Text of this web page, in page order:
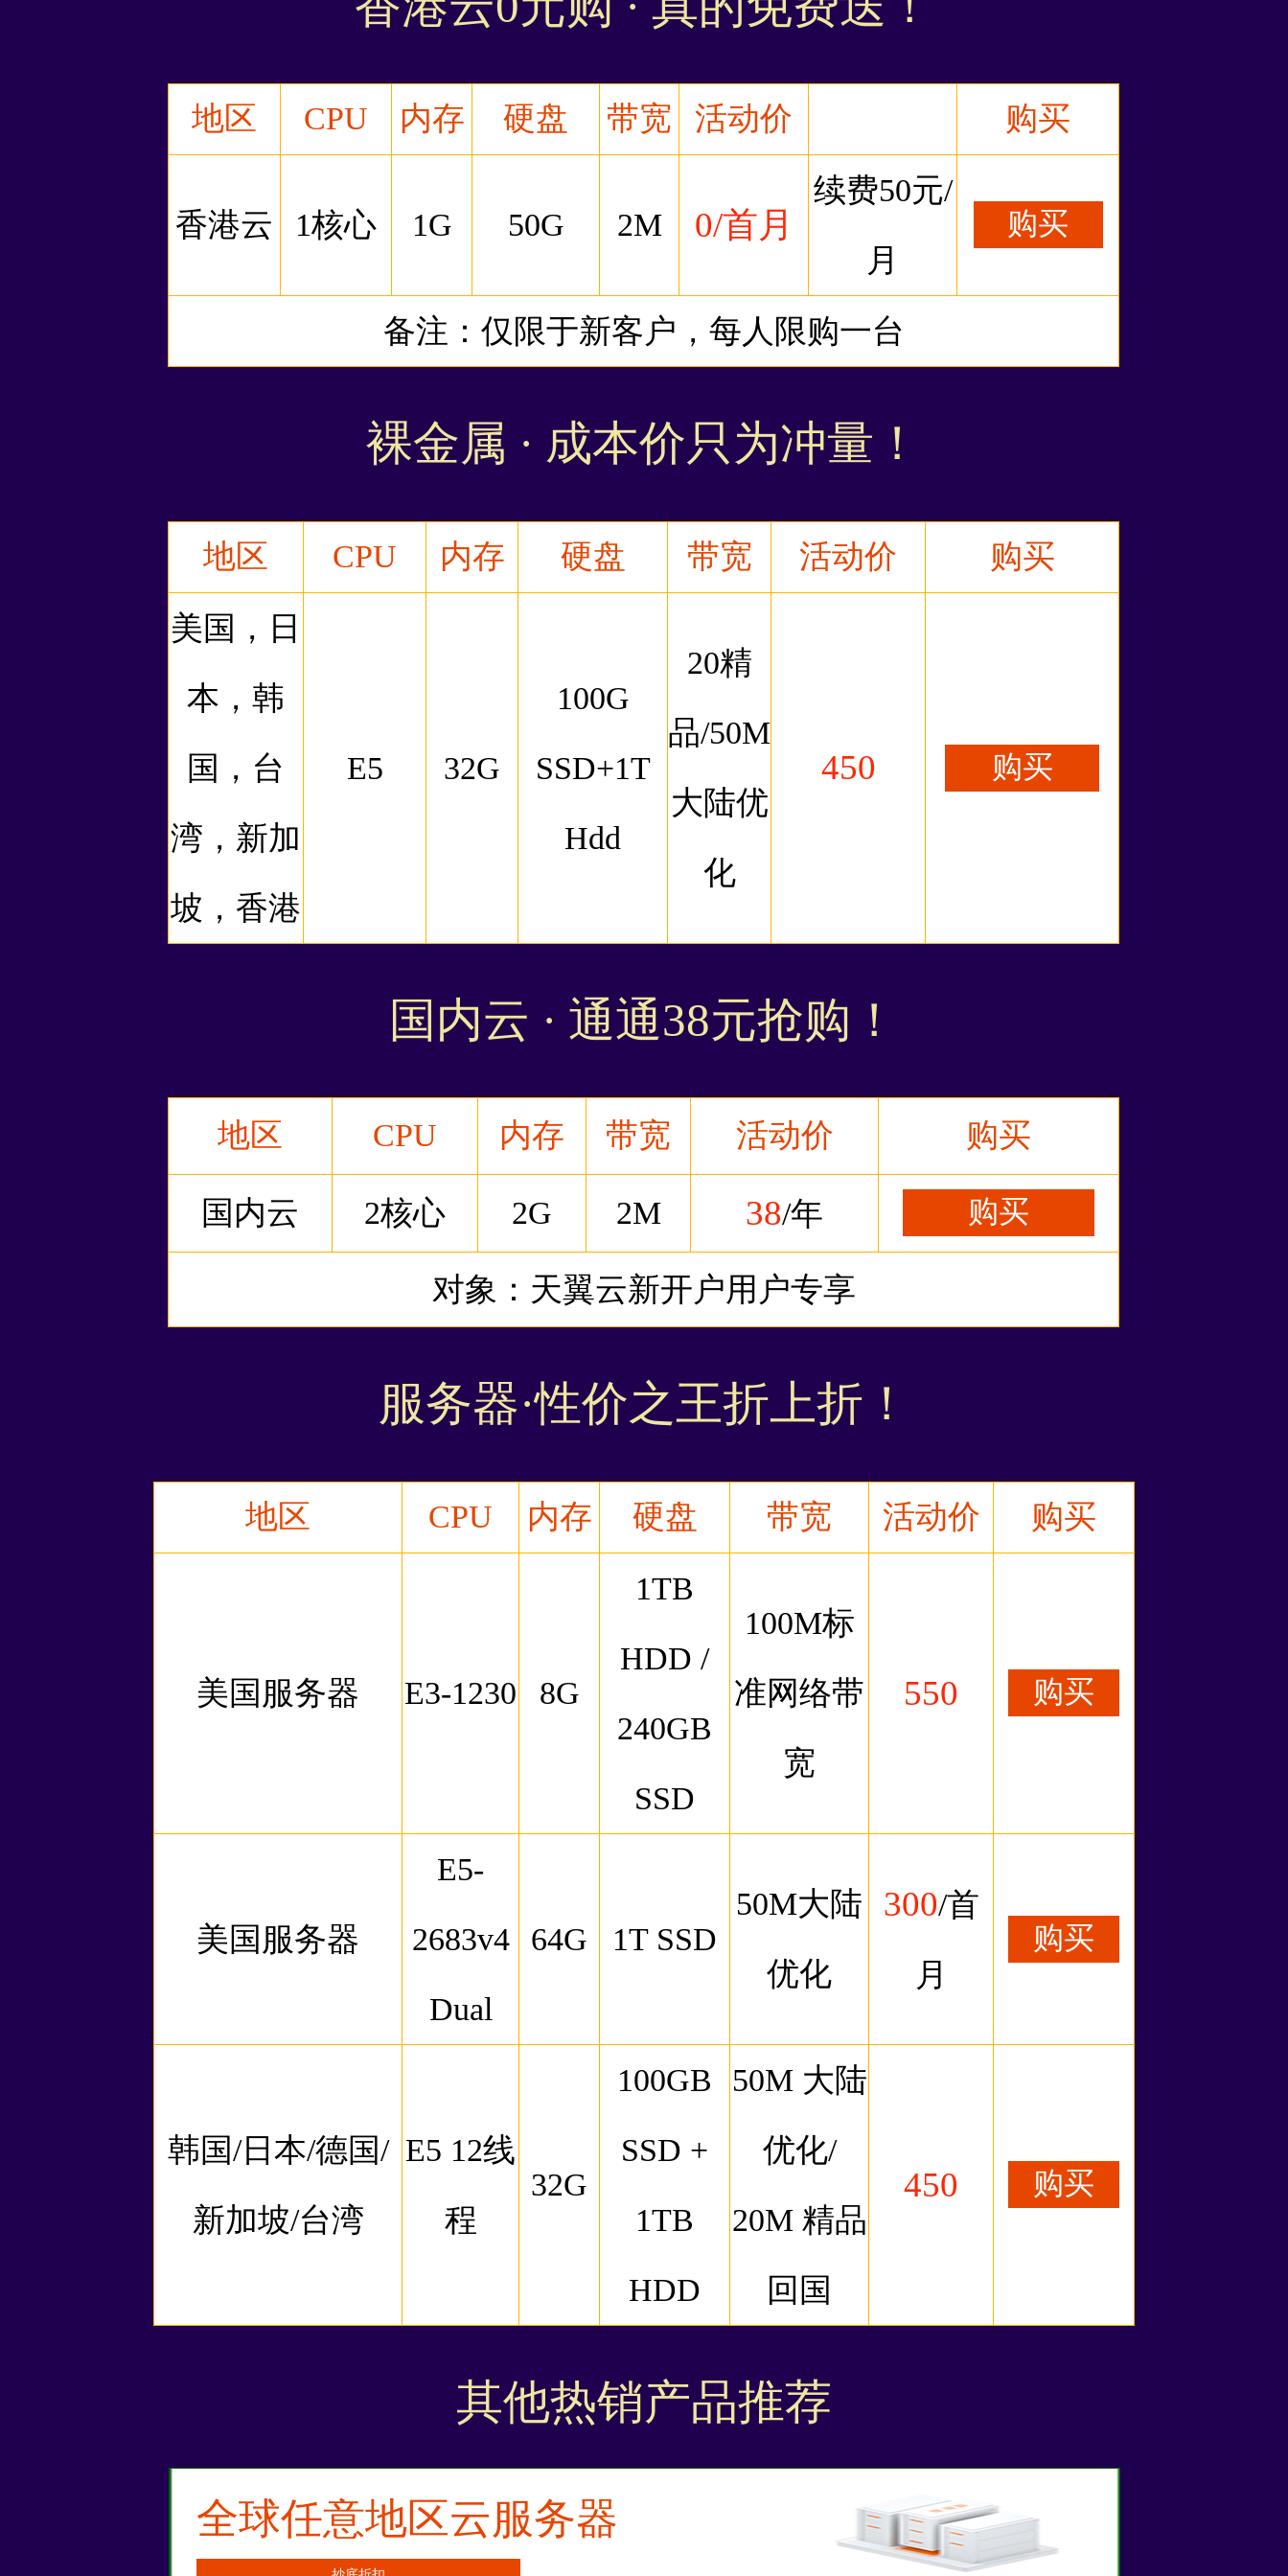
地区 CPU 内存 硬盘 带宽 活动价 购买
香港云 1核心 1G 50G 2M 0/首月
续费50元/
月
购买
备注：仅限于新客户，每人限购一台
裸金属 · 成本价只为冲量！
地区 CPU 内存 硬盘 带宽 活动价 购买
美国，日
本，韩
国，台
湾，新加
坡，香港
E5 32G
100G
SSD+1T
Hdd
20精
品/50M
大陆优
化
450 购买
国内云 · 通通38元抢购！
地区 CPU 内存 带宽 活动价 购买
国内云 2核心 2G 2M 38/年 购买
对象：天翼云新开户用户专享
服务器·性价之王折上折！
地区 CPU 内存 硬盘 带宽 活动价 购买
美国服务器 E3-1230 8G
1TB
HDD /
240GB
SSD
100M标
准网络带
宽
550 购买
美国服务器
E5-
2683v4
Dual
64G 1T SSD
50M大陆
优化
300/首
月
购买
韩国/日本/德国/
新加坡/台湾
E5 12线
程
32G
100GB
SSD +
1TB
HDD
50M 大陆
优化/
20M 精品
回国
450 购买
其他热销产品推荐
全球任意地区云服务器